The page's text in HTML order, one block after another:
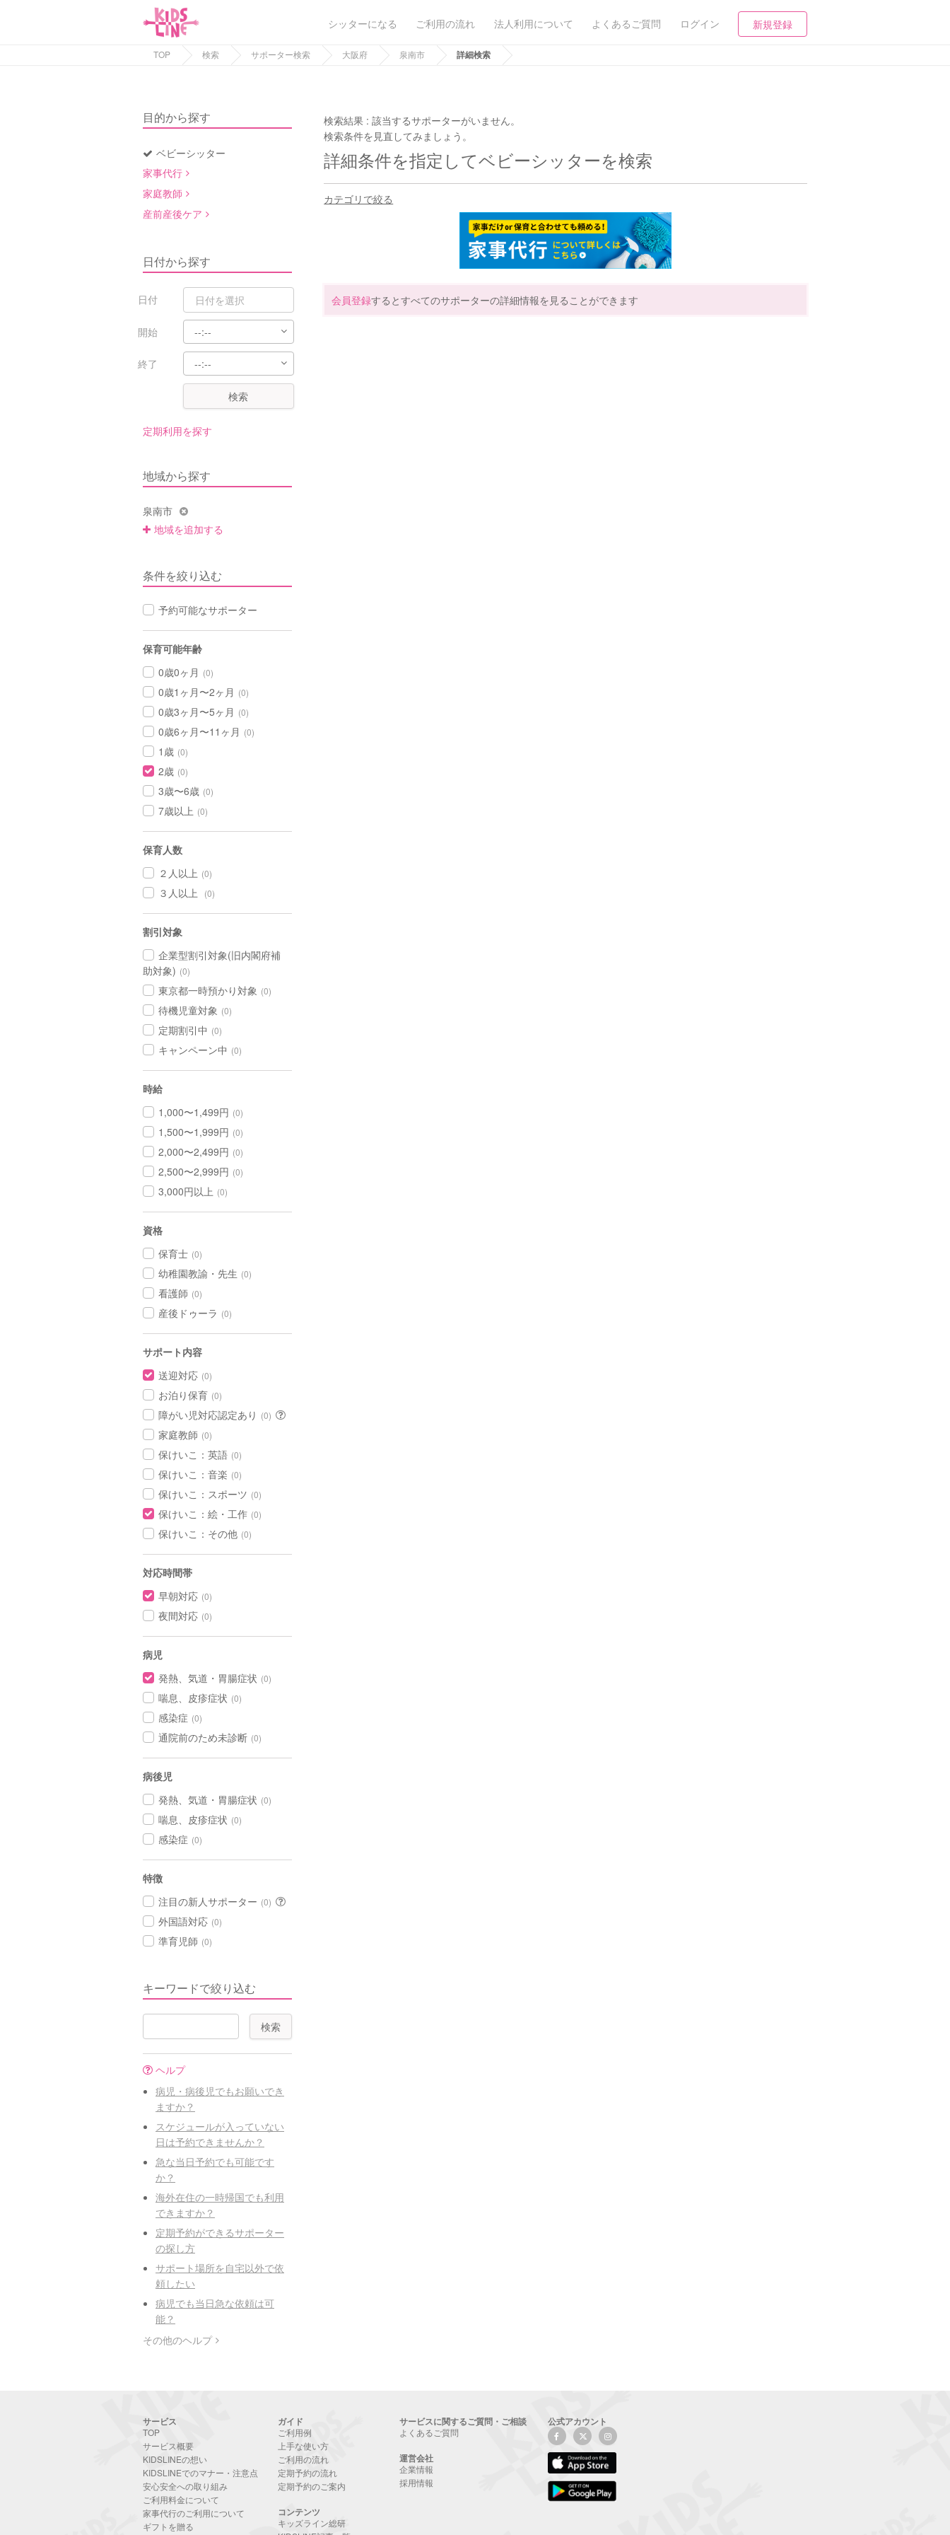
シッターになる ご利用の流れ 法人利用について よくあるご質問 ログイン 新規登録
TOP 検索 サポーター検索 大阪府 泉南市 詳細検索
目的から探す
ベビーシッター
家事代行
家庭教師
産前産後ケア
日付から探す
日付
開始
終了
検索
定期利用を探す
地域から探す
泉南市
地域を追加する
条件を絞り込む
予約可能なサポーター
保育可能年齢
0歳0ヶ月 (0)
0歳1ヶ月〜2ヶ月 (0)
0歳3ヶ月〜5ヶ月 (0)
0歳6ヶ月〜11ヶ月 (0)
1歳 (0)
2歳 (0)
3歳〜6歳 (0)
7歳以上 (0)
保育人数
２人以上 (0)
３人以上 (0)
割引対象
企業型割引対象(旧内閣府補
助対象) (0)
東京都一時預かり対象 (0)
待機児童対象 (0)
定期割引中 (0)
キャンペーン中 (0)
時給
1,000〜1,499円 (0)
1,500〜1,999円 (0)
2,000〜2,499円 (0)
2,500〜2,999円 (0)
3,000円以上 (0)
資格
保育士 (0)
幼稚園教諭・先生 (0)
看護師 (0)
産後ドゥーラ (0)
サポート内容
送迎対応 (0)
お泊り保育 (0)
障がい児対応認定あり (0)
家庭教師 (0)
保けいこ：英語 (0)
保けいこ：音楽 (0)
保けいこ：スポーツ (0)
保けいこ：絵・工作 (0)
保けいこ：その他 (0)
対応時間帯
早朝対応 (0)
夜間対応 (0)
病児
発熱、気道・胃腸症状 (0)
喘息、皮疹症状 (0)
感染症 (0)
通院前のため未診断 (0)
病後児
発熱、気道・胃腸症状 (0)
喘息、皮疹症状 (0)
感染症 (0)
特徴
注目の新人サポーター (0)
外国語対応 (0)
準育児師 (0)
キーワードで絞り込む
ヘルプ
病児・病後児でもお願いでき
ますか？
スケジュールが入っていない
日は予約できませんか？
急な当日予約でも可能です
か？
海外在住の一時帰国でも利用
できますか？
定期予約ができるサポーター
の探し方
サポート場所を自宅以外で依
頼したい
病児でも当日急な依頼は可
能？
その他のヘルプ
検索結果 :該当するサポーターがいません。
検索条件を見直してみましょう。
詳細条件を指定してベビーシッターを検索
カテゴリで絞る
会員登録するとすべてのサポーターの詳細情報を見ることができます
サービス
TOP
サービス概要
KIDSLINEの想い
KIDSLINEでのマナー・注意点
安心安全への取り組み
ご利用料金について
家事代行のご利用について
ギフトを贈る
ガイド
ご利用例
上手な使い方
ご利用の流れ
定期予約の流れ
定期予約のご案内
コンテンツ
キッズライン総研
サービスに関するご質問・ご相談
よくあるご質問
運営会社
企業情報
採用情報
公式アカウント